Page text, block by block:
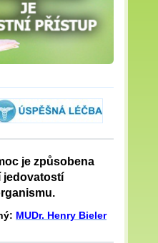
je způsobena
jedovatostí
MUDr. Henry Bieler